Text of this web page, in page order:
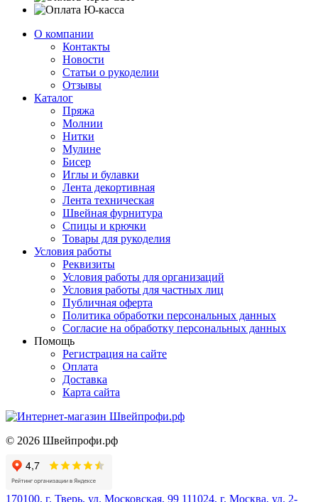
О компании
Контакты
Новости
Статьи о рукоделии
Отзывы
Каталог
Пряжа
Молнии
Нитки
Мулине
Бисер
Иглы и булавки
Лента декортивная
Лента техническая
Швейная фурнитура
Спицы и крючки
Товары для рукоделия
Условия работы
Реквизиты
Условия работы для организаций
Условия работы для частных лиц
Публичная оферта
Политика обработки персональных данных
Согласие на обработку персональных данных
Помощь
Регистрация на сайте
Оплата
Доставка
Карта сайта
© 2026 Швейпрофи.рф
170100, г. Тверь, ул. Московская, 99 111024, г. Москва, ул. 2-